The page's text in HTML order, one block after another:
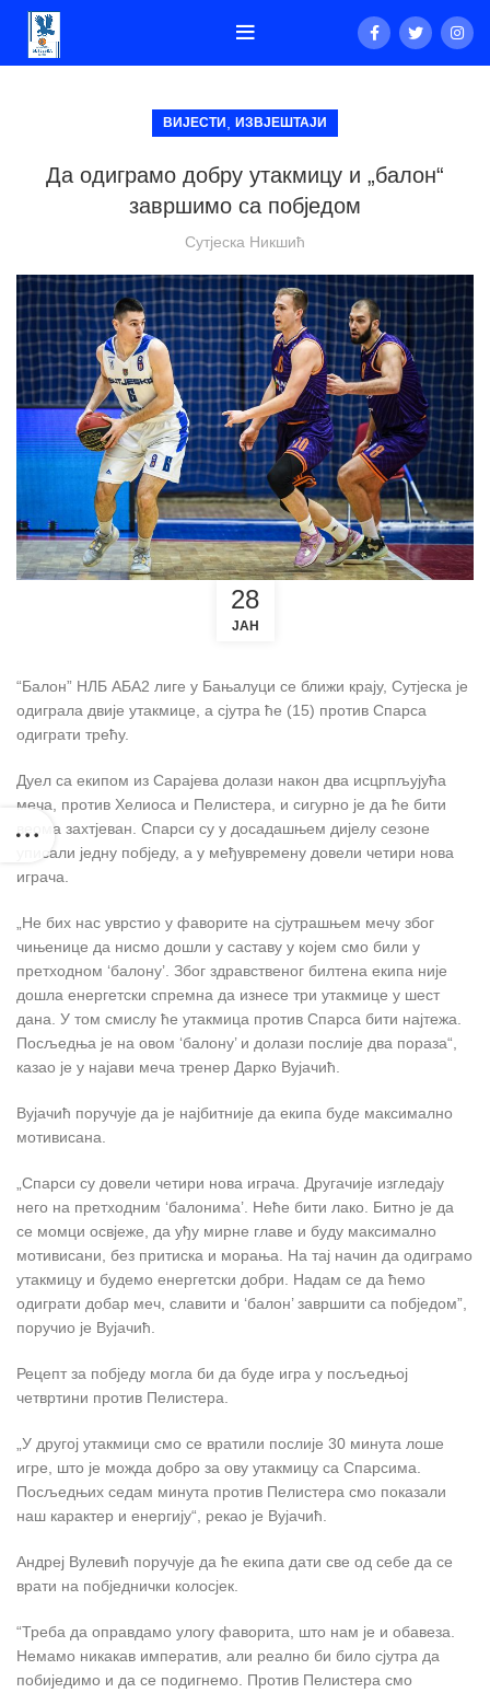
ВИЈЕСТИ ИЗВЈЕШТАЈИ
Да одиграмо добру утакмицу и „балон“
завршимо са побједом
Сутјеска Никшић
28
ЈАН
“Балон” НЛБ АБА2 лиге у Бањалуци се ближи крају, Сутјеска је
одиграла двије утакмице, а сјутра ће (15) против Спарса
одиграти трећу.
Дуел са екипом из Сарајева долази након два исцрпљујућа
меча, против Хелиоса и Пелистера, и сигурно је да ће бити
веома захтјеван. Спарси су у досадашњем дијелу сезоне
уписали једну побједу, а у међувремену довели четири нова
играча.
„Не бих нас уврстио у фаворите на сјутрашњем мечу због
чињенице да нисмо дошли у саставу у којем смо били у
претходном ‘балону’. Због здравственог билтена екипа није
дошла енергетски спремна да изнесе три утакмице у шест
дана. У том смислу ће утакмица против Спарса бити најтежа.
Посљедња је на овом ‘балону’ и долази послије два пораза“,
казао је у најави меча тренер Дарко Вујачић.
Вујачић поручује да је најбитније да екипа буде максимално
мотивисана.
„Спарси су довели четири нова играча. Другачије изгледају
него на претходним ‘балонима’. Неће бити лако. Битно је да
се момци освјеже, да уђу мирне главе и буду максимално
мотивисани, без притиска и морања. На тај начин да одиграмо
утакмицу и будемо енергетски добри. Надам се да ћемо
одиграти добар меч, славити и ‘балон’ завршити са побједом”,
поручио је Вујачић.
Рецепт за побједу могла би да буде игра у посљедњој
четвртини против Пелистера.
„У другој утакмици смо се вратили послије 30 минута лоше
игре, што је можда добро за ову утакмицу са Спарсима.
Посљедњих седам минута против Пелистера смо показали
наш карактер и енергију“, рекао је Вујачић.
Андреј Вулевић поручује да ће екипа дати све од себе да се
врати на побједнички колосјек.
“Треба да оправдамо улогу фаворита, што нам је и обавеза.
Немамо никакав императив, али реално би било сјутра да
побиједимо и да се подигнемо. Против Пелистера смо